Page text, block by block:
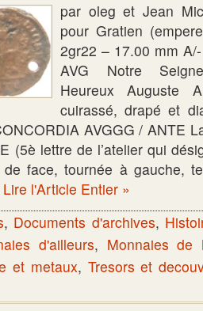
par oleg et Jean
pour Gratien
2gr22 – 17.00 mm
AVG Notre
Heureux Auguste
cuirassé, drapé et
AVGGG / ANTE
(5è lettre de l’atelier qui
face, tournée à gauche,
Lire l'Article Entier »
, Documents d'archives,
d'ailleurs, Monnaies de
et metaux, Tresors et